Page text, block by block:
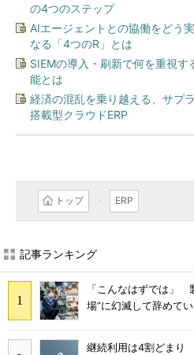
の4つのステップ
AIエージェントとの協働をどう
なる「4つのR」とは
SIEMの導入・刷新で何を重視
能とは
経済の混乱を乗り越える、サプ
搭載型クラウドERP
トップ ERP
記事ランキング
「こんなはずでは」
場”に幻滅して辞めてい
継続利用は4割どまり